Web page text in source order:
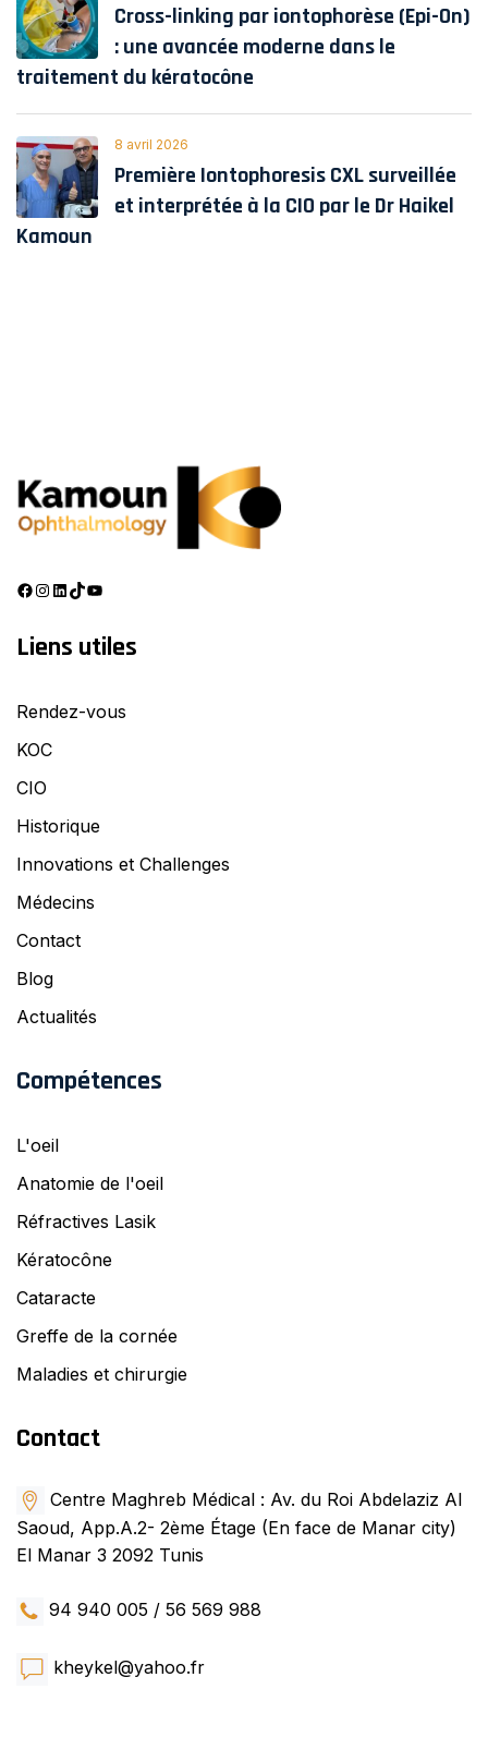
Cross-linking par iontophorèse (Epi-On)
: une avancée moderne dans le
traitement du kératocône
8 avril 2026
Première Iontophoresis CXL surveillée
et interprétée à la CIO par le Dr Haikel
Kamoun
Facebook
Instagram
LinkedIn
TikTok
Liens utiles
Rendez-vous
KOC
CIO
Historique
Innovations et Challenges
Médecins
Contact
Blog
Actualités
Compétences
L'oeil
Anatomie de l'oeil
Réfractives Lasik
Kératocône
Cataracte
Greffe de la cornée
Maladies et chirurgie
Contact
Centre Maghreb Médical : Av. du Roi Abdelaziz Al
Saoud, App.A.2- 2ème Étage (En face de Manar city)
El Manar 3 2092 Tunis
94 940 005 / 56 569 988
kheykel@yahoo.fr